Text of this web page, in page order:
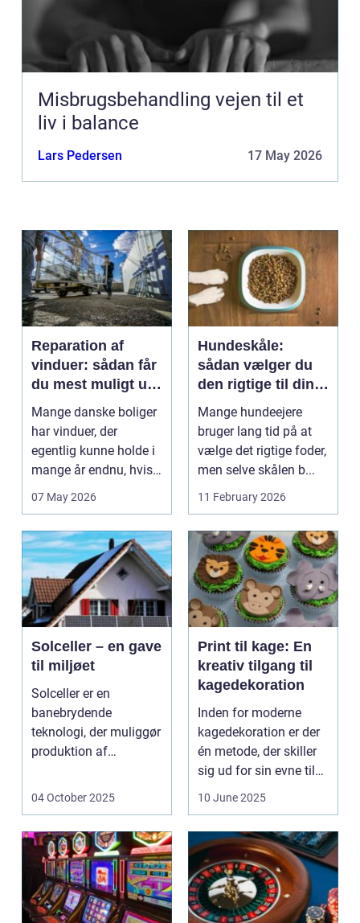
Misbrugsbehandling vejen til et
liv i balance
Lars Pedersen 17 May 2026
Reparation af
vinduer: sådan får
du mest muligt ud
af dine gamle
rammer
Mange danske boliger
har vinduer, der
egentlig kunne holde i
mange år endnu, hvis
de fik den r...
07 May 2026
Hundeskåle:
sådan vælger du
den rigtige til din
hund
Mange hundeejere
bruger lang tid på at
vælge det rigtige foder,
men selve skålen b...
11 February 2026
Solceller – en gave
til miljøet
Solceller er en
banebrydende
teknologi, der muliggør
produktion af
udnytt...
04 October 2025
Print til kage: En
kreativ tilgang til
kagedekoration
Inden for moderne
kagedekoration er der
én metode, der skiller
sig ud for sin evne til
at bri...
10 June 2025